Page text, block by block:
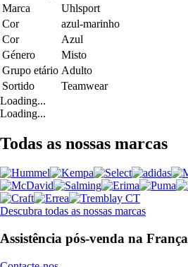
Marca
Uhlsport
Cor
azul-marinho
Cor
Azul
Género
Misto
Grupo etário Adulto
Sortido
Teamwear
Loading...
Loading...
Todas as nossas marcas
Descubra todas as nossas marcas
Assistência pós-venda na França